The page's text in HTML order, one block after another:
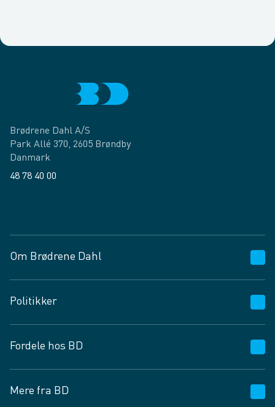
Brødrene Dahl A/S
Park Allé 370, 2605 Brøndby
Danmark
48 78 40 00
Om Brødrene Dahl
Vagttelefon 30 10 89 89
Spørgsmål og svar
Job og karriere
Fødevarekontrolrapport
Politikker
Privatlivspolitik
Cookies
Vilkår og betingelser
Fordele hos BD
BD app
Mere fra BD